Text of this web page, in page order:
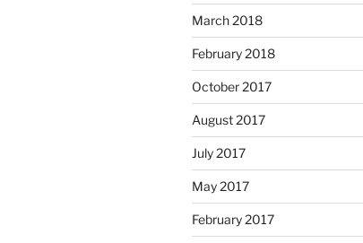
March 2018
February 2018
October 2017
August 2017
July 2017
May 2017
February 2017